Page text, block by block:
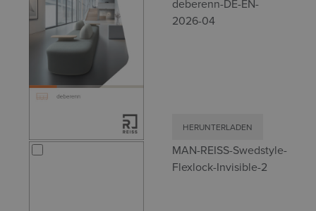
deberenn-DE-EN-
2026-04
HERUNTERLADEN
MAN-REISS-Swedstyle-
Flexlock-Invisible-2